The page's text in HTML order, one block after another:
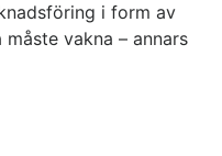
i form av
vakna – annars